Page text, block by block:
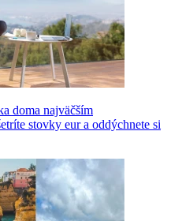
doma najväčším
stovky eur a oddýchnete si